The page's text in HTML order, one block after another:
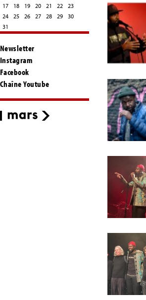
17
18 19 20 21 22
23
24
25 26 27 28 29
30
31
Newsletter
Instagram
Facebook
Chaîne Youtube